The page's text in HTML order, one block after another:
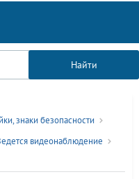
Найти
знаки безопасности
видеонаблюдение